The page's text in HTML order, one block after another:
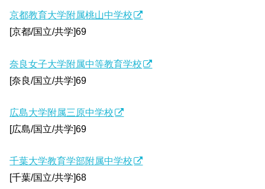
京都教育大学附属桃山中学校
[京都/国立/共学]69
奈良女子大学附属中等教育学校
[奈良/国立/共学]69
広島大学附属三原中学校
[広島/国立/共学]69
千葉大学教育学部附属中学校
[千葉/国立/共学]68